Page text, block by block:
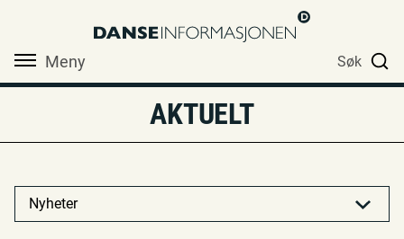
Meny Søk
AKTUELT